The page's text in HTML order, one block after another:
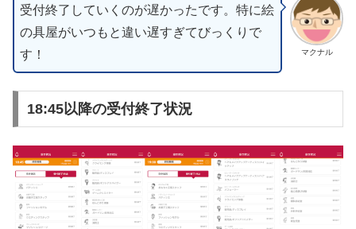
マクナル
受付終了していくのが遅かったです。特に絵
の具屋がいつもと違い遅すぎてびっくりで
す！
18:45以降の受付終了状況